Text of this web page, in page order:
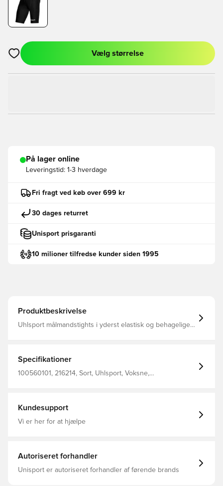
Åbner en Modal til at logge ind eller tilmelde dig som medlem
Vælg størrelse
På lager online
Leveringstid: 1-3 hverdage
Fri fragt ved køb over 699 kr
30 dages returret
Unisport prisgaranti
10 milioner tilfredse kunder siden 1995
Produktbeskrivelse
Uhlsport målmandstights i yderst elastisk og behagelige
indenunder både korte og lange bukser Lavet i 80%
polyamid og 20% spandex
Specifikationer
100560101, 216214, Sort, Uhlsport, Voksne,
Kundesupport
Vi er her for at hjælpe
Autoriseret forhandler
Unisport er autoriseret forhandler af førende brands